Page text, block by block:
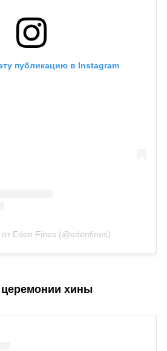
публикацию в Instagram
Eden Fines (@edenfines)
хины